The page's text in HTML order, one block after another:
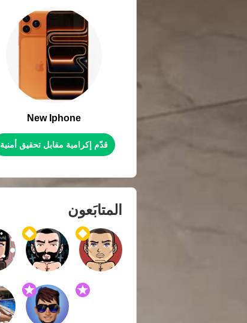
New Iphone
قدّم إكرامية مقابل تحقيق أمنية
المتابَعون